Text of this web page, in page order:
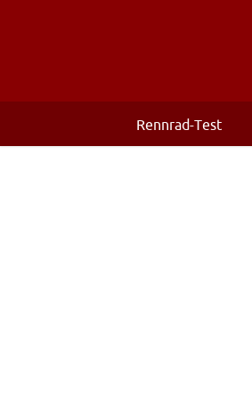
Rennrad-Test